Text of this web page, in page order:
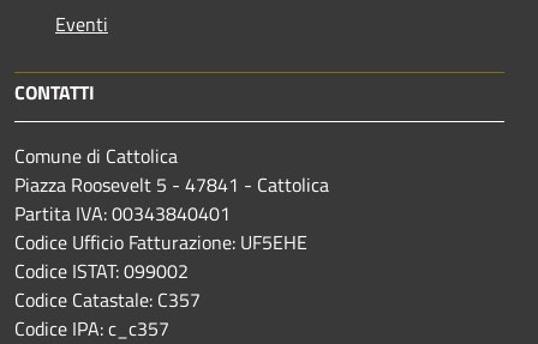
Eventi
CONTATTI
Comune di Cattolica
Piazza Roosevelt 5 - 47841 - Cattolica
Partita IVA: 00343840401
Codice Ufficio Fatturazione: UF5EHE
Codice ISTAT: 099002
Codice Catastale: C357
Codice IPA: c_c357